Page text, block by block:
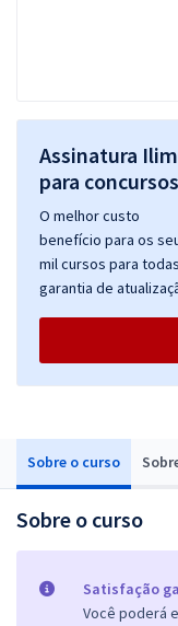
Sobre o curso
Sobre o curso
Satisfação
Você poderá
Assinatura
para
O melhor custo
benefício para os
mil cursos para
garantia de